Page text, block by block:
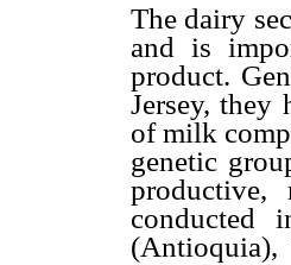
The dairy
and is
product.
Jersey, they
of milk
genetic
productive,
conducted